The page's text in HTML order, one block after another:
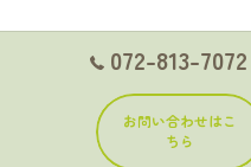
072-813-7072
お問い合わせはこ
ちら